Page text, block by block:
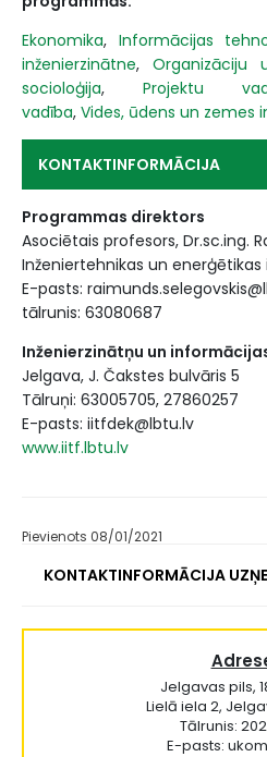
Ekonomika, Informācijas
inženierzinātne, Organizāciju
socioloģija, Projektu
vadība, Vides, ūdens un zemes
KONTAKTINFORMĀCIJA
Programmas direktors
Asociētais profesors, Dr.sc.ing.
Inženiertehnikas un
E-pasts:
tālrunis: 63080687
Inženierzinātņu un
Jelgava, J. Čakstes bulvāris 5
Tālruņi: 63005705, 27860257
E-pasts: iitfdek@lbtu.lv
www.iitf.lbtu.lv
Pievienots 08/01/2021
KONTAKTINFORMĀCIJA
Jelgavas pils,
Lielā iela 2,
Tālrunis:
E-pasts: